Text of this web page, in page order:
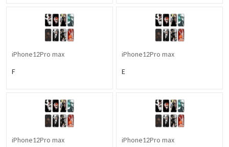
iPhone12Pro max
F
iPhone12Pro max
E
iPhone12Pro max iPhone12Pro max